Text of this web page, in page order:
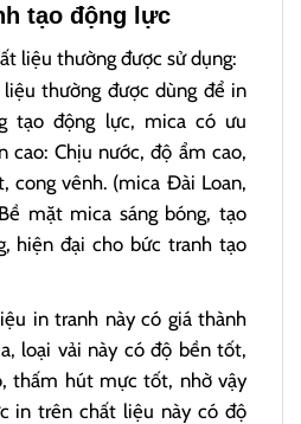
tạo động lực
liệu thường được sử dụng:
thường được dùng để in
tạo động lực, mica có ưu
cao: Chịu nước, độ ẩm cao,
cong vênh. (mica Đài Loan,
mặt mica sáng bóng, tạo
hiện đại cho bức tranh tạo
in tranh này có giá thành
loại vải này có độ bền tốt,
thấm hút mực tốt, nhờ vậy
in trên chất liệu này có độ